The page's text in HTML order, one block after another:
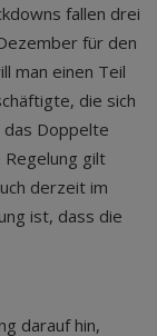
fallen drei
für den
man einen Teil
die sich
Doppelte
gilt
derzeit im
ist, dass die
darauf hin,